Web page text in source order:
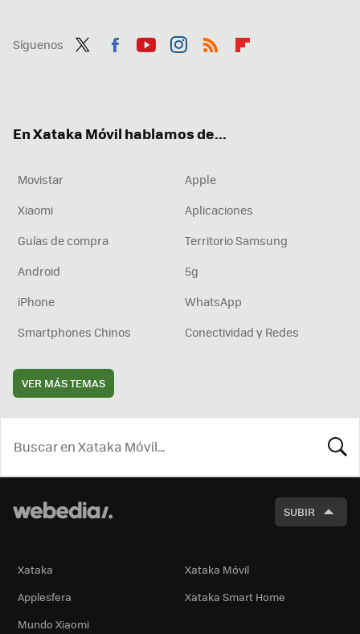
Síguenos
En Xataka Móvil hablamos de...
Movistar
Apple
Xiaomi
Aplicaciones
Guías de compra
Territorio Samsung
Android
5g
iPhone
WhatsApp
Smartphones Chinos
Conectividad y Redes
VER MÁS TEMAS
SUBIR
Xataka
Xataka Móvil
Applesfera
Xataka Smart Home
Mundo Xiaomi